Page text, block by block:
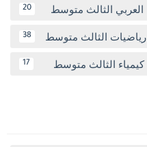
العربي الثالث متوسط 20
رياضيات الثالث متوسط 38
كيمياء الثالث متوسط 17